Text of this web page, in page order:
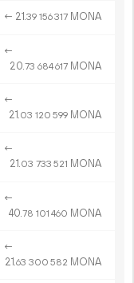
← 21.39 156317 MONA
←
20.73 684617 MONA
←
21.03 120 599 MONA
←
21.03 733 521 MONA
←
40.78 101 460 MONA
←
21.63 300 582 MONA